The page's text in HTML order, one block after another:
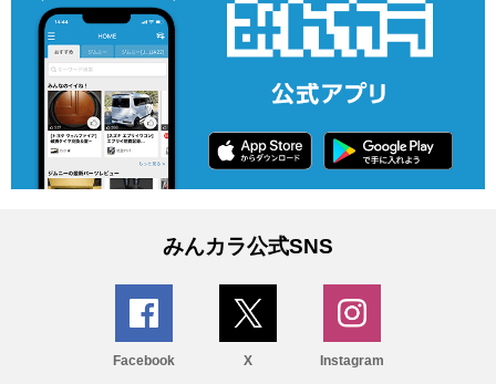
みんカラ公式SNS
Facebook X Instagram